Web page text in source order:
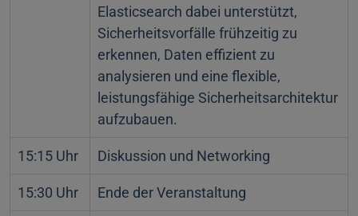
Elasticsearch dabei unterstützt,
Sicherheitsvorfälle frühzeitig zu
erkennen, Daten effizient zu
analysieren und eine flexible,
leistungsfähige Sicherheitsarchitektur
aufzubauen.
15:15 Uhr Diskussion und Networking
15:30 Uhr Ende der Veranstaltung